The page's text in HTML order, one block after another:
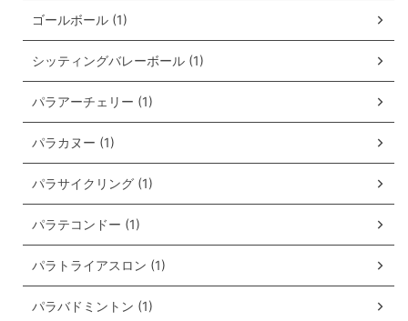
ゴールボール (1)
シッティングバレーボール (1)
パラアーチェリー (1)
パラカヌー (1)
パラサイクリング (1)
パラテコンドー (1)
パラトライアスロン (1)
パラバドミントン (1)